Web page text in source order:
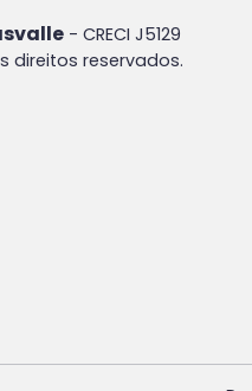
- CRECI J5129
direitos reservados.